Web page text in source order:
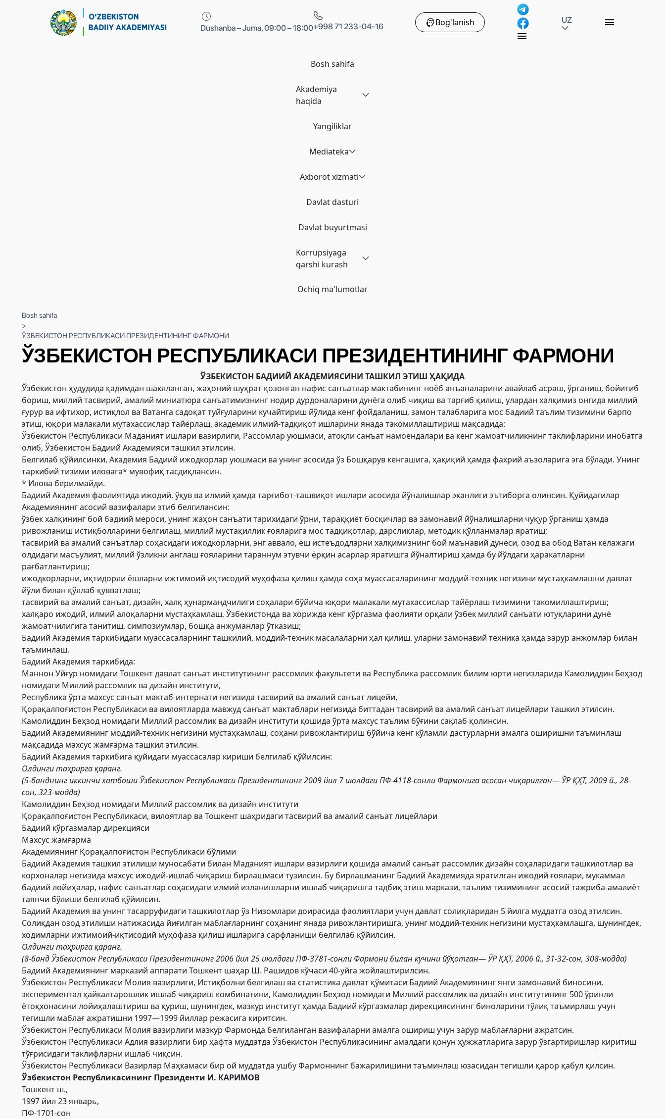
Dushanba – Juma, 09:00 – 18:00+998 71 233-04-16 Bog'lanish UZ
Bosh sahifa
Akademiya
haqida
Yangiliklar
Mediateka
Axborot xizmati
Davlat dasturi
Davlat buyurtmasi
Korrupsiyaga
qarshi kurash
Ochiq ma'lumotlar
Bosh sahifa
>
ЎЗБЕКИСТОН РЕСПУБЛИКАСИ ПРЕЗИДЕНТИНИНГ ФАРМОНИ
ЎЗБЕКИСТОН РЕСПУБЛИКАСИ ПРЕЗИДЕНТИНИНГ ФАРМОНИ
ЎЗБЕКИСТОН БАДИИЙ АКАДЕМИЯСИНИ ТАШКИЛ ЭТИШ ҲАҚИДА
Ўзбекистон ҳудудида қадимдан шаклланган, жаҳоний шуҳрат қозонган нафис санъатлар мактабининг ноёб анъаналарини авайлаб асраш, ўрганиш, бойитиб
бориш, миллий тасвирий, амалий миниатюра санъатимизнинг нодир дурдоналарини дунёга олиб чиқиш ва тарғиб қилиш, улардан халқимиз онгида миллий
ғурур ва ифтихор, истиқлол ва Ватанга садоқат туйғуларини кучайтириш йўлида кенг фойдаланиш, замон талабларига мос бадиий таълим тизимини барпо
этиш, юқори малакали мутахассислар тайёрлаш, академик илмий-тадқиқот ишларини янада такомиллаштириш мақсадида:
Ўзбекистон Республикаси Маданият ишлари вазирлиги, Рассомлар уюшмаси, атоқли санъат намоёндалари ва кенг жамоатчиликнинг таклифларини инобатга
олиб, Ўзбекистон Бадиий Академияси ташкил этилсин.
Белгилаб қўйилсинки, Академия Бадиий ижодкорлар уюшмаси ва унинг асосида ўз Бошқарув кенгашига, ҳақиқий ҳамда фахрий аъзоларига эга бўлади. Унинг
таркибий тизими иловага* мувофиқ тасдиқлансин.
* Илова берилмайди.
Бадиий Академия фаолиятида ижодий, ўқув ва илмий ҳамда тарғибот-ташвиқот ишлари асосида йўналишлар эканлиги эътиборга олинсин. Қуйидагилар
Академиянинг асосий вазифалари этиб белгилансин:
ўзбек халқининг бой бадиий мероси, унинг жаҳон санъати тарихидаги ўрни, тараққиёт босқичлар ва замонавий йўналишларни чуқур ўрганиш ҳамда
ривожланиш истиқболларини белгилаш, миллий мустақиллик ғояларига мос тадқиқотлар, дарсликлар, методик қўлланмалар яратиш;
тасвирий ва амалий санъатлар соҳасидаги ижодкорларни, энг аввало, ёш истеъдодларни халқимизнинг бой маънавий дунёси, озод ва обод Ватан келажаги
олдидаги масъулият, миллий ўзликни англаш ғояларини тараннум этувчи ёрқин асарлар яратишга йўналтириш ҳамда бу йўлдаги ҳаракатларни
рағбатлантириш;
ижодкорларни, иқтидорли ёшларни ижтимоий-иқтисодий муҳофаза қилиш ҳамда соҳа муассасаларининг моддий-техник негизини мустаҳкамлашни давлат
йўли билан қўллаб-қувватлаш;
тасвирий ва амалий санъат, дизайн, халқ ҳунармандчилиги соҳалари бўйича юқори малакали мутахассислар тайёрлаш тизимини такомиллаштириш;
халқаро ижодий, илмий алоқаларни мустаҳкамлаш, Ўзбекистонда ва хорижда кенг кўргазма фаолияти орқали ўзбек миллий санъати ютуқларини дунё
жамоатчилигига танитиш, симпозиумлар, бошқа анжуманлар ўтказиш;
Бадиий Академия таркибидаги муассасаларнинг ташкилий, моддий-техник масалаларни ҳал қилиш, уларни замонавий техника ҳамда зарур анжомлар билан
таъминлаш.
Бадиий Академия таркибида:
Маннон Уйғур номидаги Тошкент давлат санъат институтининг рассомлик факультети ва Республика рассомлик билим юрти негизларида Камолиддин Беҳзод
номидаги Миллий рассомлик ва дизайн институти,
Республика ўрта махсус санъат мактаб-интернати негизида тасвирий ва амалий санъат лицейи,
Қорақалпоғистон Республикаси ва вилоятларда мавжуд санъат мактаблари негизида биттадан тасвирий ва амалий санъат лицейлари ташкил этилсин.
Камолиддин Беҳзод номидаги Миллий рассомлик ва дизайн институти қошида ўрта махсус таълим бўғини сақлаб қолинсин.
Бадиий Академиянинг моддий-техник негизини мустаҳкамлаш, соҳани ривожлантириш бўйича кенг кўламли дастурларни амалга оширишни таъминлаш
мақсадида махсус жамғарма ташкил этилсин.
Бадиий Академия таркибига қуйидаги муассасалар кириши белгилаб қўйилсин:
Олдингитаҳрирга қаранг.
(5-банднинг иккинчи хатбоши Ўзбекистон Республикаси Президентининг 2009 йил 7 июлдаги ПФ-4118-сонли Фармонигаасосан чиқарилган— ЎР ҚҲТ, 2009 й., 28-
сон, 323-модда)
Камолиддин Беҳзод номидаги Миллий рассомлик ва дизайн институти
Қорақалпоғистон Республикаси, вилоятлар ва Тошкент шаҳридаги тасвирий ва амалий санъат лицейлари
Бадиий кўргазмалар дирекцияси
Махсус жамғарма
Академиянинг Қорақалпоғистон Республикаси бўлими
Бадиий Академия ташкил этилиши муносабати билан Маданият ишлари вазирлиги қошида амалий санъат рассомлик дизайн соҳаларидаги ташкилотлар ва
корхоналар негизида махсус ижодий-ишлаб чиқариш бирлашмаси тузилсин. Бу бирлашманинг Бадиий Академияда яратилган ижодий ғоялари, мукаммал
бадиий лойиҳалар, нафис санъатлар соҳасидаги илмий изланишларни ишлаб чиқаришга тадбиқ этиш маркази, таълим тизимининг асосий тажриба-амалиёт
таянчи бўлиши белгилаб қўйилсин.
Бадиий Академия ва унинг тасарруфидаги ташкилотлар ўз Низомлари доирасида фаолиятлари учун давлат солиқларидан 5 йилга муддатга озод этилсин.
Солиқдан озод этилиши натижасида йиғилган маблағларнинг соҳанинг янада ривожлантиришга, унинг моддий-техник негизини мустаҳкамлашга, шунингдек,
ходимларни ижтимоий-иқтисодий муҳофаза қилиш ишларига сарфланиши белгилаб қўйилсин.
Олдингитаҳрирга қаранг.
(8-банд Ўзбекистон Республикаси Президентининг 2006 йил 25 июлдаги ПФ-3781-сонли Фармонибилан кучини йўқотган— ЎР ҚҲТ, 2006 й., 31-32-сон, 308-модда)
Бадиий Академиянинг марказий аппарати Тошкент шаҳар Ш. Рашидов кўчаси 40-уйга жойлаштирилсин.
Ўзбекистон Республикаси Молия вазирлиги, Истиқболни белгилаш ва статистика давлат қўмитаси Бадиий Академиянинг янги замонавий биносини,
экспериментал ҳайкалтарошлик ишлаб чиқариш комбинатини, Камолиддин Беҳзод номидаги Миллий рассомлик ва дизайн институтининг 500 ўринли
ётоқхонасини лойиҳалаштириш ва қуриш, шунингдек, мазкур институт ҳамда Бадиий кўргазмалар дирекциясининг биноларини тўлиқ таъмирлаш учун
тегишли маблағ ажратишни 1997—1999 йиллар режасига киритсин.
Ўзбекистон Республикаси Молия вазирлиги мазкур Фармонда белгиланган вазифаларни амалга ошириш учун зарур маблағларни ажратсин.
Ўзбекистон Республикаси Адлия вазирлиги бир ҳафта муддатда Ўзбекистон Республикасининг амалдаги қонун ҳужжатларига зарур ўзгартиришлар киритиш
тўғрисидаги таклифларни ишлаб чиқсин.
Ўзбекистон Республикаси Вазирлар Маҳкамаси бир ой муддатда ушбу Фармоннинг бажарилишини таъминлаш юзасидан тегишли қарор қабул қилсин.
Ўзбекистон Республикасининг Президенти И. КАРИМОВ
Тошкент ш.,
1997 йил 23 январь,
ПФ-1701-сон